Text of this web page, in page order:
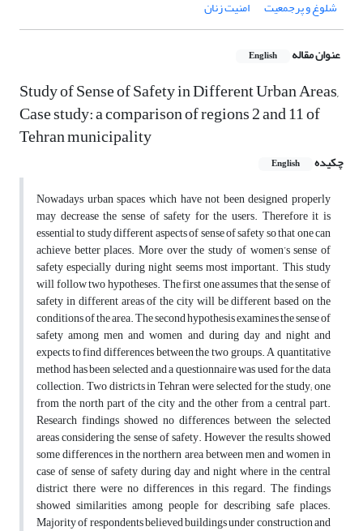
شلوغ و پرجمعیت امنیت زنان
عنوان مقاله English
Study of Sense of Safety in Different Urban Areas,
Case study: a comparison of regions 2 and 11 of
Tehran municipality
چکیده English
Nowadays urban spaces which have not been designed properly
may decrease the sense of safety for the users. Therefore it is
essential to study different aspects of sense of safety so that one can
achieve better places. More over the study of women’s sense of
safety especially during night seems most important. This study
will follow two hypotheses. The first one assumes that the sense of
safety in different areas of the city will be different based on the
conditions of the area. The second hypothesis examines the sense of
safety among men and women and during day and night and
expects to find differences between the two groups. A quantitative
method has been selected and a questionnaire was used for the data
collection. Two districts in Tehran were selected for the study; one
from the north part of the city and the other from a central part.
Research findings showed no differences between the selected
areas considering the sense of safety. However the results showed
some differences in the northern area between men and women in
case of sense of safety during day and night where in the central
district there were no differences in this regard. The findings
showed similarities among people for describing safe places.
Majority of respondents believed buildings under construction and